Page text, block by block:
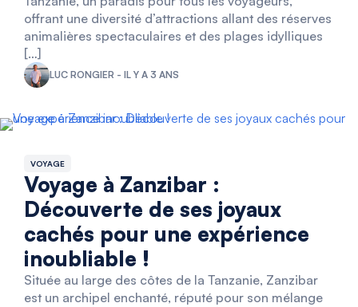
offrant une diversité d’attractions allant des réserves
animalières spectaculaires et des plages idylliques
[…]
LUC RONGIER - IL Y A 3 ANS
VOYAGE
Voyage à Zanzibar :
Découverte de ses joyaux
cachés pour une expérience
inoubliable !
Située au large des côtes de la Tanzanie, Zanzibar
est un archipel enchanté, réputé pour son mélange